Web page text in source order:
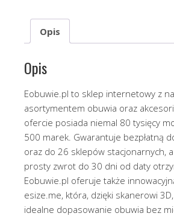
Opis
Opis
Eobuwie.pl to sklep internetowy z
asortymentem obuwia oraz
ofercie posiada niemal 80 tysięcy
500 marek. Gwarantuje bezpłatną
oraz do 26 sklepów stacjonarnych,
prosty zwrot do 30 dni od daty
Eobuwie.pl oferuje także
esize.me, która, dzięki skanerowi
idealne dopasowanie obuwia bez